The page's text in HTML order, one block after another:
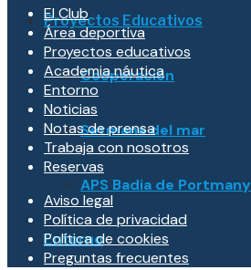
Proyectos Educativos
Cooperación
Setmana del mar
APS Badia de Portmany
Entorno
El Club
Área deportiva
Proyectos educativos
Academia náutica
Entorno
Noticias
Notas de prensa
Trabaja con nosotros
Reservas
Aviso legal
Política de privacidad
Política de cookies
Preguntas frecuentes